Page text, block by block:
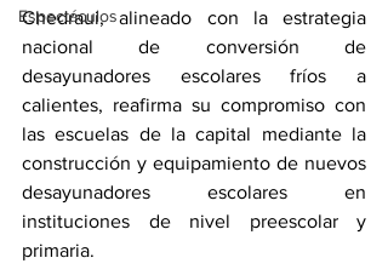
Espectáculos
Chedraui, alineado con la estrategia
nacional de conversión de
desayunadores escolares fríos a
calientes, reafirma su compromiso con
las escuelas de la capital mediante la
construcción y equipamiento de nuevos
desayunadores escolares en
instituciones de nivel preescolar y
primaria.